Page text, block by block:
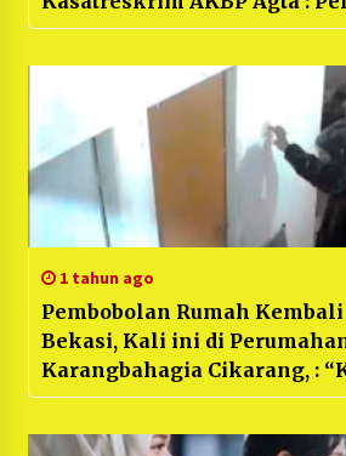
Hingga 350 Juta
1 tahun ago
Pembobolan Rumah
Bekasi, Kali ini di
Karangbahagia Cikarang, :
Pemilik, Modus Pura Pura